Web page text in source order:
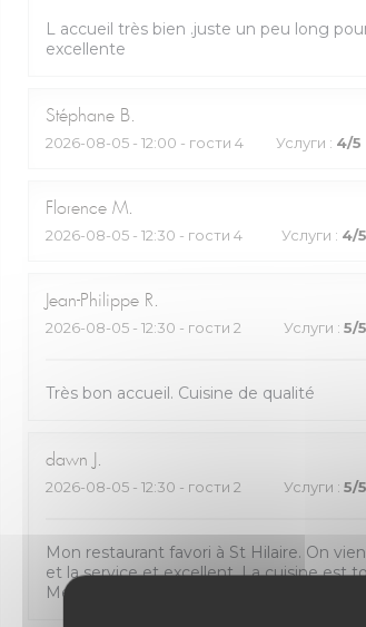
L accueil très bien .juste un peu long
excellente
Stéphane B
2026-08-05 - 12:00 - гости 4 Услуги : 4/5
Florence M
2026-08-05 - 12:30 - гости 4 Услуги : 4/5
Jean-Philippe R
2026-08-05 - 12:30 - гости 2 Услуги : 5/5
Très bon accueil. Cuisine de qualité
dawn
2026-08-05 - 12:30 - гости 2 Услуги : 5/5
Mon restaurant favori à St Hilaire. On
et la service et excellent. La cuisine est
Merci à l’équipe !